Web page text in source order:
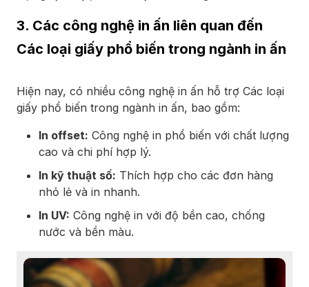
3. Các công nghệ in ấn liên quan đến
Các loại giấy phổ biến trong ngành in ấn
Hiện nay, có nhiều công nghệ in ấn hỗ trợ Các loại
giấy phổ biến trong ngành in ấn, bao gồm:
In offset: Công nghệ in phổ biến với chất lượng
cao và chi phí hợp lý.
In kỹ thuật số: Thích hợp cho các đơn hàng
nhỏ lẻ và in nhanh.
In UV: Công nghệ in với độ bền cao, chống
nước và bền màu.